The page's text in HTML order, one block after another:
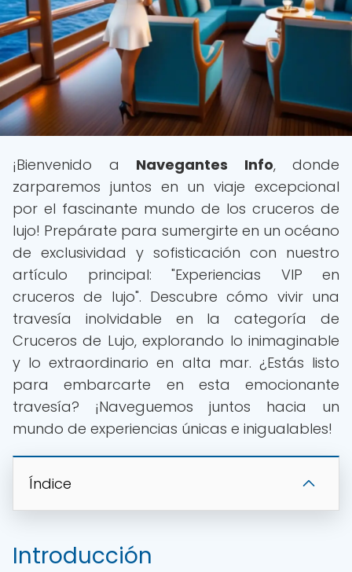
¡Bienvenido a Navegantes Info, donde
zarparemos juntos en un viaje excepcional
por el fascinante mundo de los cruceros de
lujo! Prepárate para sumergirte en un océano
de exclusividad y sofisticación con nuestro
artículo principal: "Experiencias VIP en
cruceros de lujo". Descubre cómo vivir una
travesía inolvidable en la categoría de
Cruceros de Lujo, explorando lo inimaginable
y lo extraordinario en alta mar. ¿Estás listo
para embarcarte en esta emocionante
travesía? ¡Naveguemos juntos hacia un
mundo de experiencias únicas e inigualables!
Índice
Introducción